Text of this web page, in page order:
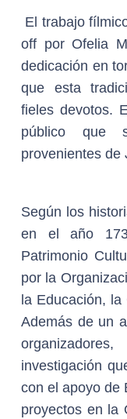
El trabajo
off por Ofelia
dedicación en
que esta
fieles devotos.
público que
provenientes de
Según los
en el año
Patrimonio
por la
la Educación,
Además de un
investigación
con el apoyo de
proyectos en la